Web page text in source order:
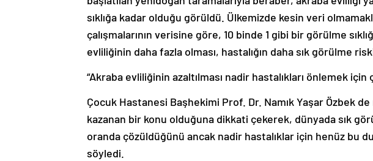
sıklığa kadar olduğu görüldü. Ülkemizde kesin veri
çalışmalarının verisine göre, 10 binde 1 gibi bir görülme
evliliğinin daha fazla olması, hastalığın daha sık görülme
“Akraba evliliğinin azaltılması nadir hastalıkları önlemek için
Çocuk Hastanesi Başhekimi Prof. Dr. Namık Yaşar Özbek
kazanan bir konu olduğuna dikkati çekerek, dünyada sık
oranda çözüldüğünü ancak nadir hastalıklar için henüz bu
söyledi.